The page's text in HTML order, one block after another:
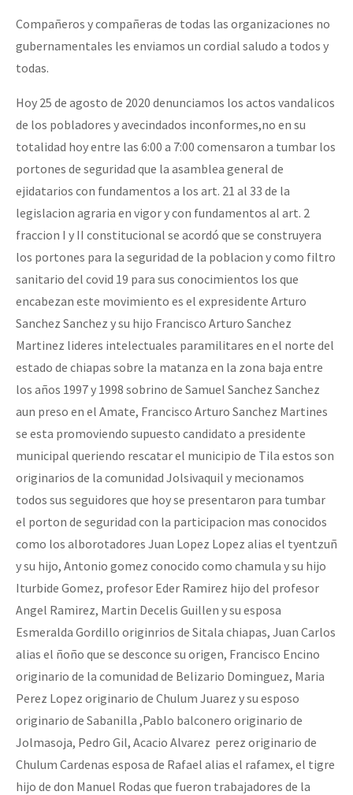
Compañeros y compañeras de todas las organizaciones no
gubernamentales les enviamos un cordial saludo a todos y
todas.
Hoy 25 de agosto de 2020 denunciamos los actos vandalicos
de los pobladores y avecindados inconformes,no en su
totalidad hoy entre las 6:00 a 7:00 comensaron a tumbar los
portones de seguridad que la asamblea general de
ejidatarios con fundamentos a los art. 21 al 33 de la
legislacion agraria en vigor y con fundamentos al art. 2
fraccion I y II constitucional se acordó que se construyera
los portones para la seguridad de la poblacion y como filtro
sanitario del covid 19 para sus conocimientos los que
encabezan este movimiento es el expresidente Arturo
Sanchez Sanchez y su hijo Francisco Arturo Sanchez
Martinez lideres intelectuales paramilitares en el norte del
estado de chiapas sobre la matanza en la zona baja entre
los años 1997 y 1998 sobrino de Samuel Sanchez Sanchez
aun preso en el Amate, Francisco Arturo Sanchez Martines
se esta promoviendo supuesto candidato a presidente
municipal queriendo rescatar el municipio de Tila estos son
originarios de la comunidad Jolsivaquil y mecionamos
todos sus seguidores que hoy se presentaron para tumbar
el porton de seguridad con la participacion mas conocidos
como los alborotadores Juan Lopez Lopez alias el tyentzuñ
y su hijo, Antonio gomez conocido como chamula y su hijo
Iturbide Gomez, profesor Eder Ramirez hijo del profesor
Angel Ramirez, Martin Decelis Guillen y su esposa
Esmeralda Gordillo originrios de Sitala chiapas, Juan Carlos
alias el ñoño que se desconce su origen, Francisco Encino
originario de la comunidad de Belizario Dominguez, Maria
Perez Lopez originario de Chulum Juarez y su esposo
originario de Sabanilla ,Pablo balconero originario de
Jolmasoja, Pedro Gil, Acacio Alvarez perez originario de
Chulum Cardenas esposa de Rafael alias el rafamex, el tigre
hijo de don Manuel Rodas que fueron trabajadores de la